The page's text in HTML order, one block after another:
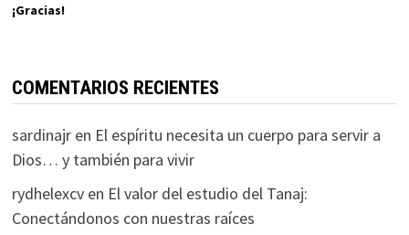
¡Gracias!
COMENTARIOS RECIENTES
sardinajren El espíritu necesita un cuerpo para servir a
Dios… y también para vivir
rydhelexcven El valor del estudio del Tanaj:
Conectándonos con nuestras raíces